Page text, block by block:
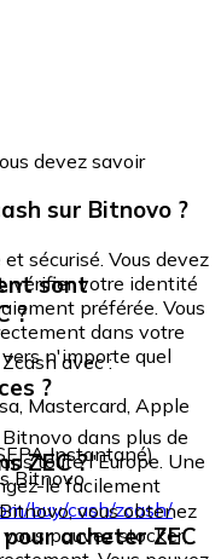
devez savoir
sur Bitnovo ?
sécurisé. Vous devez
vérifier votre identité
préférée. Vous
dans votre
n'importe quel
sont
?
avec :
Mastercard, Apple
Instantané)
Bitnovo
?
dans plus de
toute l'Europe. Une
le facilement
buy/cash/zcash/
ZEC ?
vous obtenez
pouvez stocker,
acheter ZEC